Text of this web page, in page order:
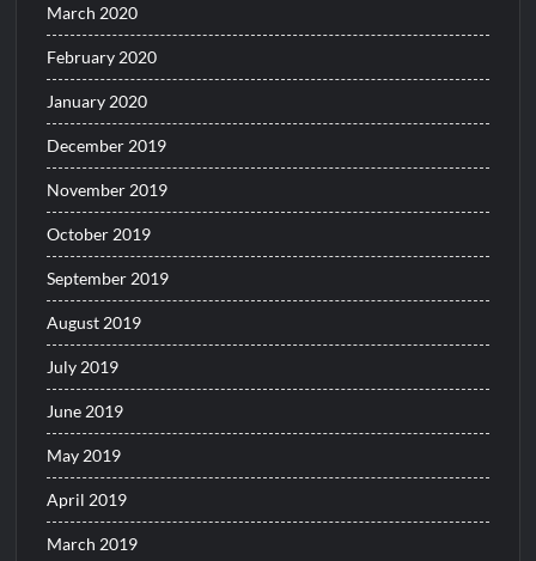
March 2020
February 2020
January 2020
December 2019
November 2019
October 2019
September 2019
August 2019
July 2019
June 2019
May 2019
April 2019
March 2019